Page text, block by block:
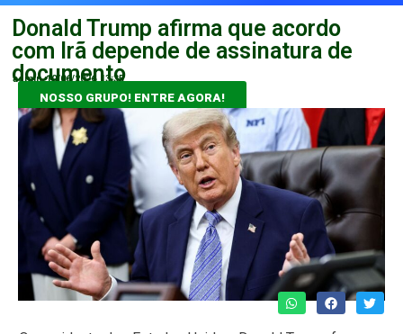
Donald Trump afirma que acordo
com Irã depende de assinatura de
documento
admin 10/06/2026 13:35
NOSSO GRUPO! ENTRE AGORA!